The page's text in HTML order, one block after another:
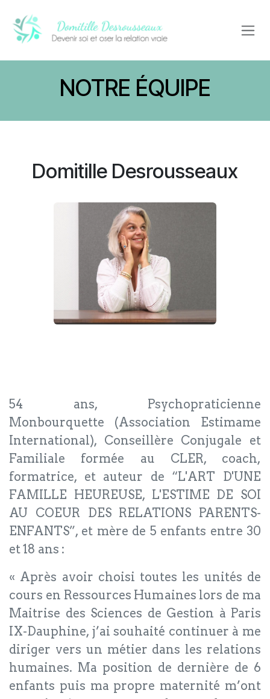
NOTRE ÉQUIPE
Domitille Desrousseaux
54 ans, Psychopraticienne
Monbourquette (Association Estimame
International), Conseillère Conjugale et
Familiale formée au CLER, coach,
formatrice, et auteur de “L'ART D'UNE
FAMILLE HEUREUSE, L'ESTIME DE SOI
AU COEUR DES RELATIONS PARENTS-
ENFANTS”, et mère de 5 enfants entre 30
et 18 ans :
« Après avoir choisi toutes les unités de
cours en Ressources Humaines lors de ma
Maitrise des Sciences de Gestion à Paris
IX-Dauphine, j’ai souhaité continuer à me
diriger vers un métier dans les relations
humaines. Ma position de dernière de 6
enfants puis ma propre maternité m’ont